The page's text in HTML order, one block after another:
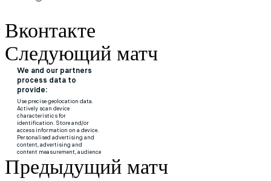
Вконтакте
Следующий матч
Предыдущий матч